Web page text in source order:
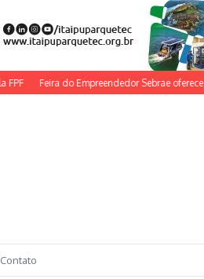
Feira do Empreendedor Sebrae oferece
Contato